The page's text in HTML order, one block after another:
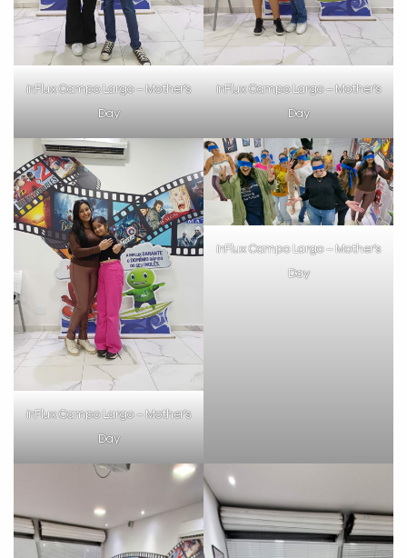
inFlux Campo Largo – Mother’s
Day
inFlux Campo Largo – Mother’s
Day
inFlux Campo Largo – Mother’s
Day
inFlux Campo Largo – Mother’s
Day